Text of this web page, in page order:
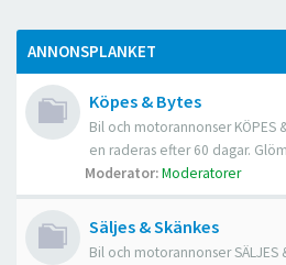
ANNONSPLANKET
Köpes & Bytes
Bil och motorannonser KÖPES
en raderas efter 60 dagar.
Moderator:Moderatorer
Säljes & Skänkes
Bil och motorannonser SÄLJES